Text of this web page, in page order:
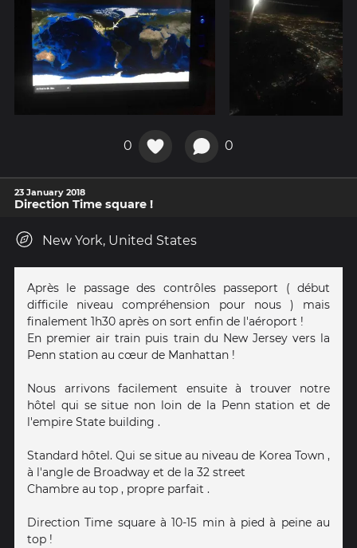
0 0
23 January 2018
Direction Time square !
New York, United States
Après le passage des contrôles passeport ( début
difficile niveau compréhension pour nous ) mais
finalement 1h30 après on sort enfin de l'aéroport !
En premier air train puis train du New Jersey vers la
Penn station au cœur de Manhattan !
Nous arrivons facilement ensuite à trouver notre
hôtel qui se situe non loin de la Penn station et de
l'empire State building .
Standard hôtel. Qui se situe au niveau de Korea Town ,
à l'angle de Broadway et de la 32 street
Chambre au top , propre parfait .
Direction Time square à 10-15 min à pied à peine au
top !